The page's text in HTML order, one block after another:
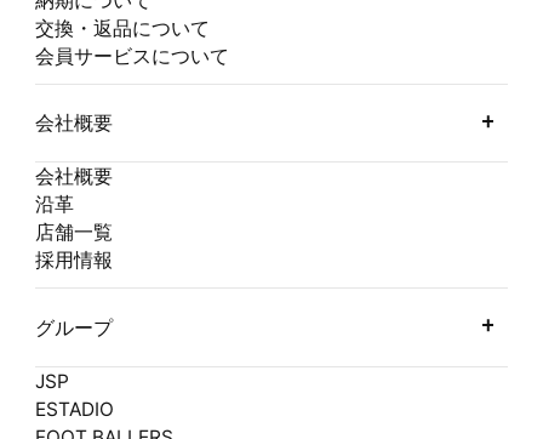
交換・返品について
会員サービスについて
会社概要
会社概要
沿革
店舗一覧
採用情報
グループ
JSP
ESTADIO